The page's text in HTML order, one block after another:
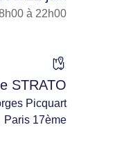
à 22h00
STRATO
Picquart
Paris 17ème